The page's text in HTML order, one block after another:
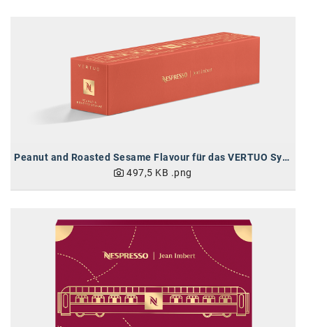
Peanut and Roasted Sesame Flavour für das VERTUO System
497,5 KB .png